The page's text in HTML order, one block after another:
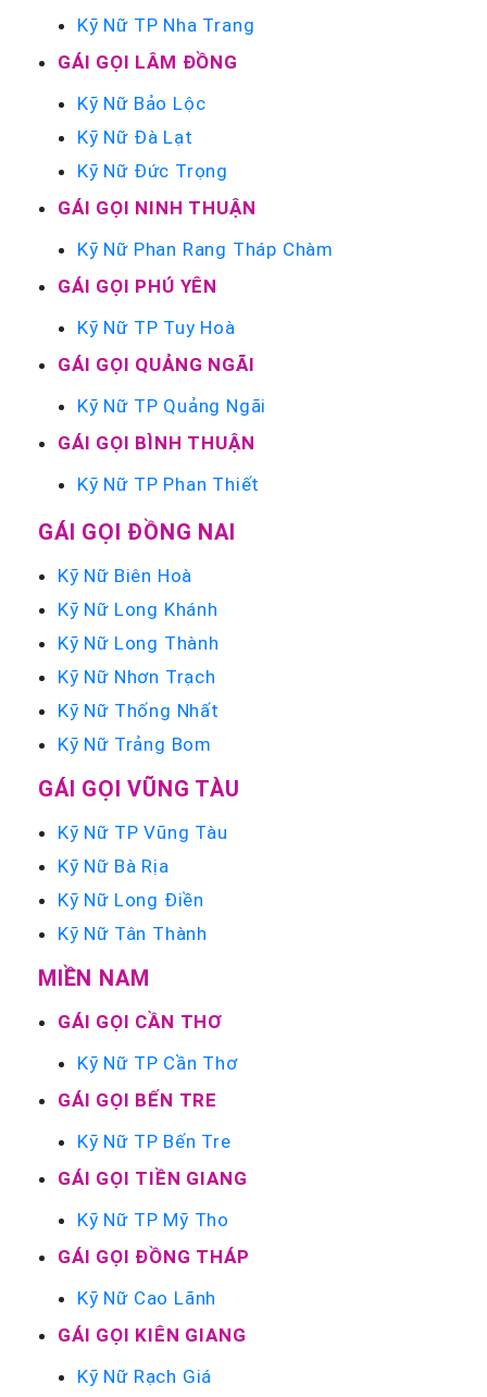
Kỹ Nữ TP Nha Trang
GÁI GỌI LÂM ĐỒNG
Kỹ Nữ Bảo Lộc
Kỹ Nữ Đà Lạt
Kỹ Nữ Đức Trọng
GÁI GỌI NINH THUẬN
Kỹ Nữ Phan Rang Tháp Chàm
GÁI GỌI PHÚ YÊN
Kỹ Nữ TP Tuy Hoà
GÁI GỌI QUẢNG NGÃI
Kỹ Nữ TP Quảng Ngãi
GÁI GỌI BÌNH THUẬN
Kỹ Nữ TP Phan Thiết
GÁI GỌI ĐỒNG NAI
Kỹ Nữ Biên Hoà
Kỹ Nữ Long Khánh
Kỹ Nữ Long Thành
Kỹ Nữ Nhơn Trạch
Kỹ Nữ Thống Nhất
Kỹ Nữ Trảng Bom
GÁI GỌI VŨNG TÀU
Kỹ Nữ TP Vũng Tàu
Kỹ Nữ Bà Rịa
Kỹ Nữ Long Điền
Kỹ Nữ Tân Thành
MIỀN NAM
GÁI GỌI CẦN THƠ
Kỹ Nữ TP Cần Thơ
GÁI GỌI BẾN TRE
Kỹ Nữ TP Bến Tre
GÁI GỌI TIỀN GIANG
Kỹ Nữ TP Mỹ Tho
GÁI GỌI ĐỒNG THÁP
Kỹ Nữ Cao Lãnh
GÁI GỌI KIÊN GIANG
Kỹ Nữ Rạch Giá